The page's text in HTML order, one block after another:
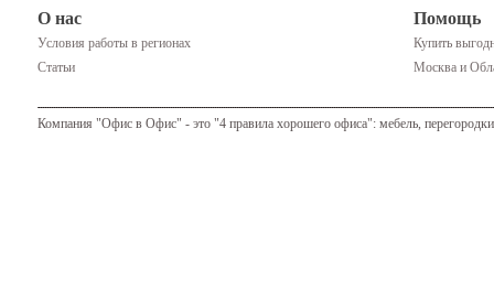
О нас
Условия работы в регионах
Статьи
Помощь
Купить
Москва и
Компания "Офис в Офис" - это "4 правила хорошего офиса": мебель,